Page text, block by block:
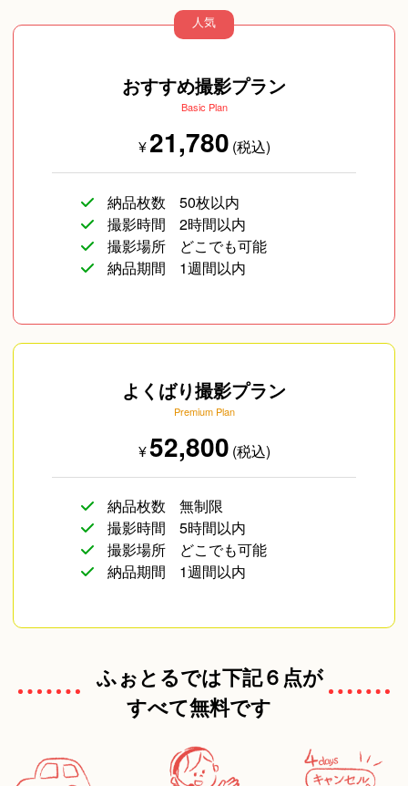
人気
おすすめ撮影プラン
Basic Plan
¥21,780 (税込)
納品枚数
50枚以内
撮影時間
2時間以内
撮影場所
どこでも可能
納品期間
1週間以内
よくばり撮影プラン
Premium Plan
¥52,800 (税込)
納品枚数
無制限
撮影時間
5時間以内
撮影場所
どこでも可能
納品期間
1週間以内
ふぉとるでは下記６点が
すべて無料です